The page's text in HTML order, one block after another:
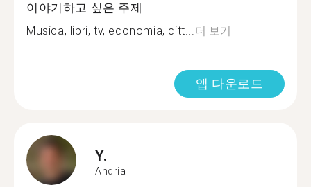
이야기하고 싶은 주제
Musica, libri, tv, economia, citt...더 보기
앱 다운로드
Y.
Andria